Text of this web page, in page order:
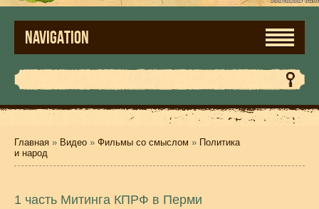
NAVIGATION
Главная » Видео » Фильмы со смыслом » Политика
и народ
1 часть Митинга КПРФ в Перми